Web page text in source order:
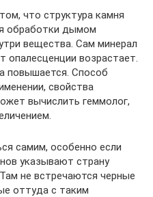
что структура камня
обработки дымом
вещества. Сам минерал
опалесценции возрастает.
повышается. Способ
свойства
вычислить геммолог,
самим, особенно если
указывают страну
не встречаются черные
оттуда с таким